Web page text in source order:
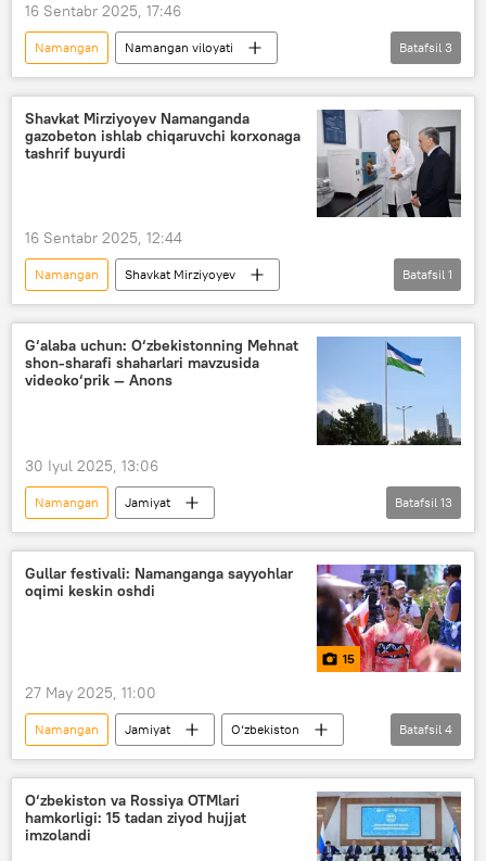
16 Sentabr 2025, 17:46
Namangan
Namangan viloyati
prezident
Shavkat Mirziyoyev
nogiron
nogironligi bo‘lgan shaxslar
Batafsil 3
Shavkat Mirziyoyev Namanganda
gazobeton ishlab chiqaruvchi korxonaga
tashrif buyurdi
16 Sentabr 2025, 12:44
Namangan
Shavkat Mirziyoyev
Namangan viloyati
Batafsil 1
G‘alaba uchun: O‘zbekistonning Mehnat
shon-sharafi shaharlari mavzusida
videoko‘prik — Anons
30 Iyul 2025, 13:06
Namangan
Jamiyat
matbuot-anjuman
G‘alabaning 80-yilligi
O‘zbekiston
O‘zbekiston - Rossiya
Toshkent
Moskva
Farg‘ona
jurnalistlar
Batafsil 13
Gullar festivali: Namanganga sayyohlar
oqimi keskin oshdi
15
27 May 2025, 11:00
Namangan Jamiyat
O‘zbekiston
gulchilik
festival
sayyohlar
Xalqaro gullar festivali
Batafsil 4
O‘zbekiston va Rossiya OTMlari
hamkorligi: 15 tadan ziyod hujjat
imzolandi